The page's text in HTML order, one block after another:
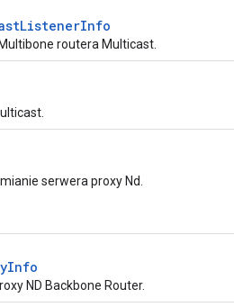
routera Multicast.
serwera proxy Nd.
ND Backbone Router.